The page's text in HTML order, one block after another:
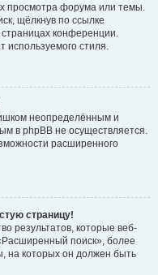
просмотра форума или темы.
щёлкнув по ссылке
конференции.
используемого стиля.
неопределённым и
в phpBB не осуществляется.
расширенного
страницу!
результатов, которые веб-
поиск», более
на которых он должен быть